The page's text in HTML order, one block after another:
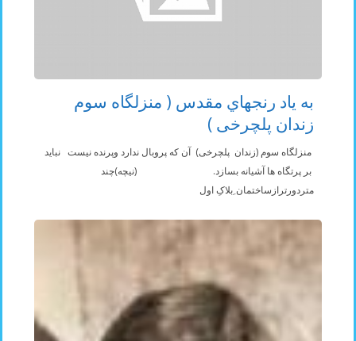
به ياد رنجهاي مقدس ( منزلگاه سوم
زندان پلچرخی )
منزلگاه سوم (زندان پلچرخی) آن که پروبال ندارد وپرنده نيست نبايد
بر پرتگاه ها آشيانه بسازد. (نيچه)چند
متردورترازساختمان ِبلاکِ اول